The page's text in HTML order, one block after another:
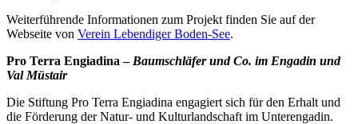
Weiterführende Informationen zum Projekt finden Sie auf der
Webseite von Verein Lebendiger Boden-See.
Pro Terra Engiadina – Baumschläfer und Co. im Engadin und
Val Müstair
Die Stiftung Pro Terra Engiadina engagiert sich für den Erhalt und
die Förderung der Natur- und Kulturlandschaft im Unterengadin.